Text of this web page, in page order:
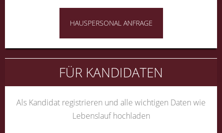
HAUSPERSONAL ANFRAGE
FÜR KANDIDATEN
Als Kandidat registrieren und alle wichtigen Daten wie
Lebenslauf hochladen